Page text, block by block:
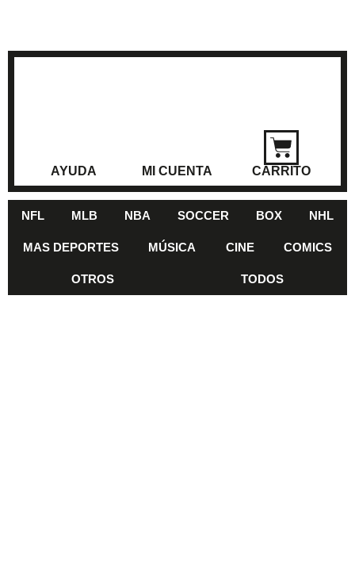
AYUDA MI CUENTA CARRITO
NFL MLB NBA SOCCER BOX NHL
MAS DEPORTES MÚSICA CINE COMICS
OTROS TODOS